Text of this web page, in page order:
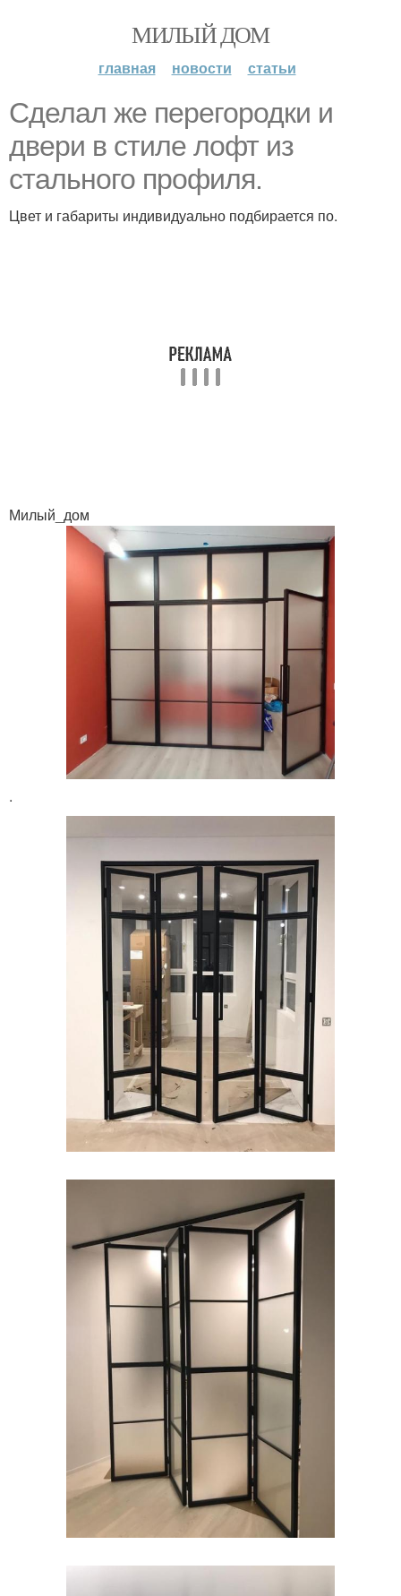
МИЛЫЙ ДОМ
главная новости статьи
Сделал же перегородки и
двери в стиле лофт из
стального профиля.
Цвет и габариты индивидуально подбирается по.
Милый_дом
.